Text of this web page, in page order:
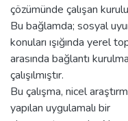
çözümünde çalışan
Bu bağlamda; sosyal
konuları ışığında yerel
arasında bağlantı
çalışılmıştır.
Bu çalışma, nicel
yapılan uygulamalı bir